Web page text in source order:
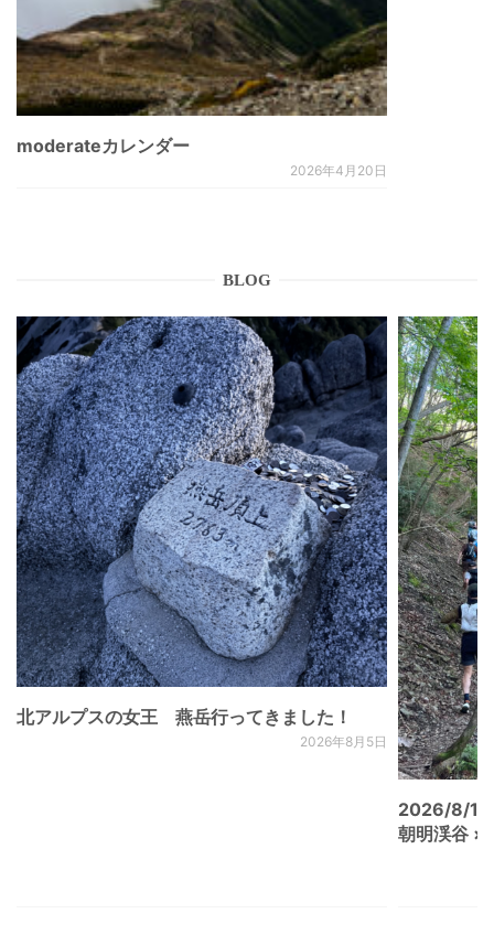
moderateカレンダー
2026年4月20日
BLOG
北アルプスの女王 燕岳行ってきました！
2026年8月5日
2026/8/
朝明渓谷 ×